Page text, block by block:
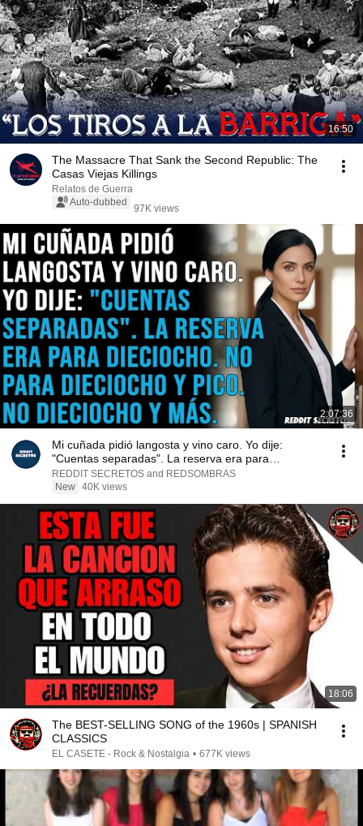
16:50
The Massacre That Sank the Second Republic: The
Casas Viejas Killings
Relatos de Guerra
Auto-dubbed
97K views
2:07:36
Mi cuñada pidió langosta y vino caro. Yo dije:
"Cuentas separadas". La reserva era para
dieciocho...
REDDIT SECRETOS and REDSOMBRAS
New 40K views
18:06
The BEST-SELLING SONG of the 1960s | SPANISH
CLASSICS
EL CASETE - Rock & Nostalgia • 677K views